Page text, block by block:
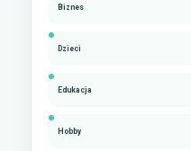
Biznes
Dzieci
Edukacja
Hobby